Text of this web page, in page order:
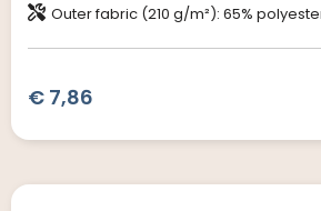
Outer fabric (210 g/m²): 65%
€ 7,86